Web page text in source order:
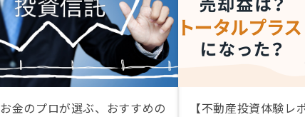
お金のプロが選ぶ、おすすめの
【不動産投資体験レ